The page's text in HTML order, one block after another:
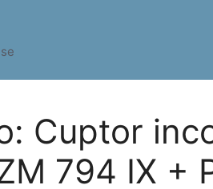
Cuptor
794 IX +